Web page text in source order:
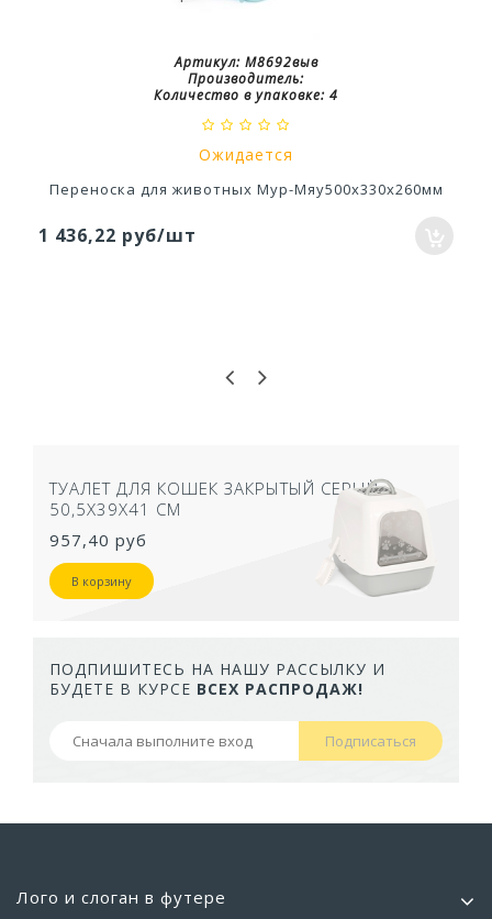
Артикул: М8692выв
Производитель:
Количество в упаковке: 4
Ожидается
Переноска для животных Мур-Мяу500х330х260мм
1 436,22 руб/шт
ТУАЛЕТ ДЛЯ КОШЕК ЗАКРЫТЫЙ СЕРЫЙ
50,5Х39Х41 СМ
957,40 руб
В корзину
ПОДПИШИТЕСЬ НА НАШУ РАССЫЛКУ И
БУДЕТЕ В КУРСЕ ВСЕХ РАСПРОДАЖ!
Подписаться
Лого и слоган в футере